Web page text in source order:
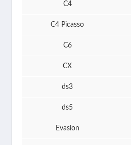
C4
C4 Picasso
C6
CX
ds3
ds5
Evasion